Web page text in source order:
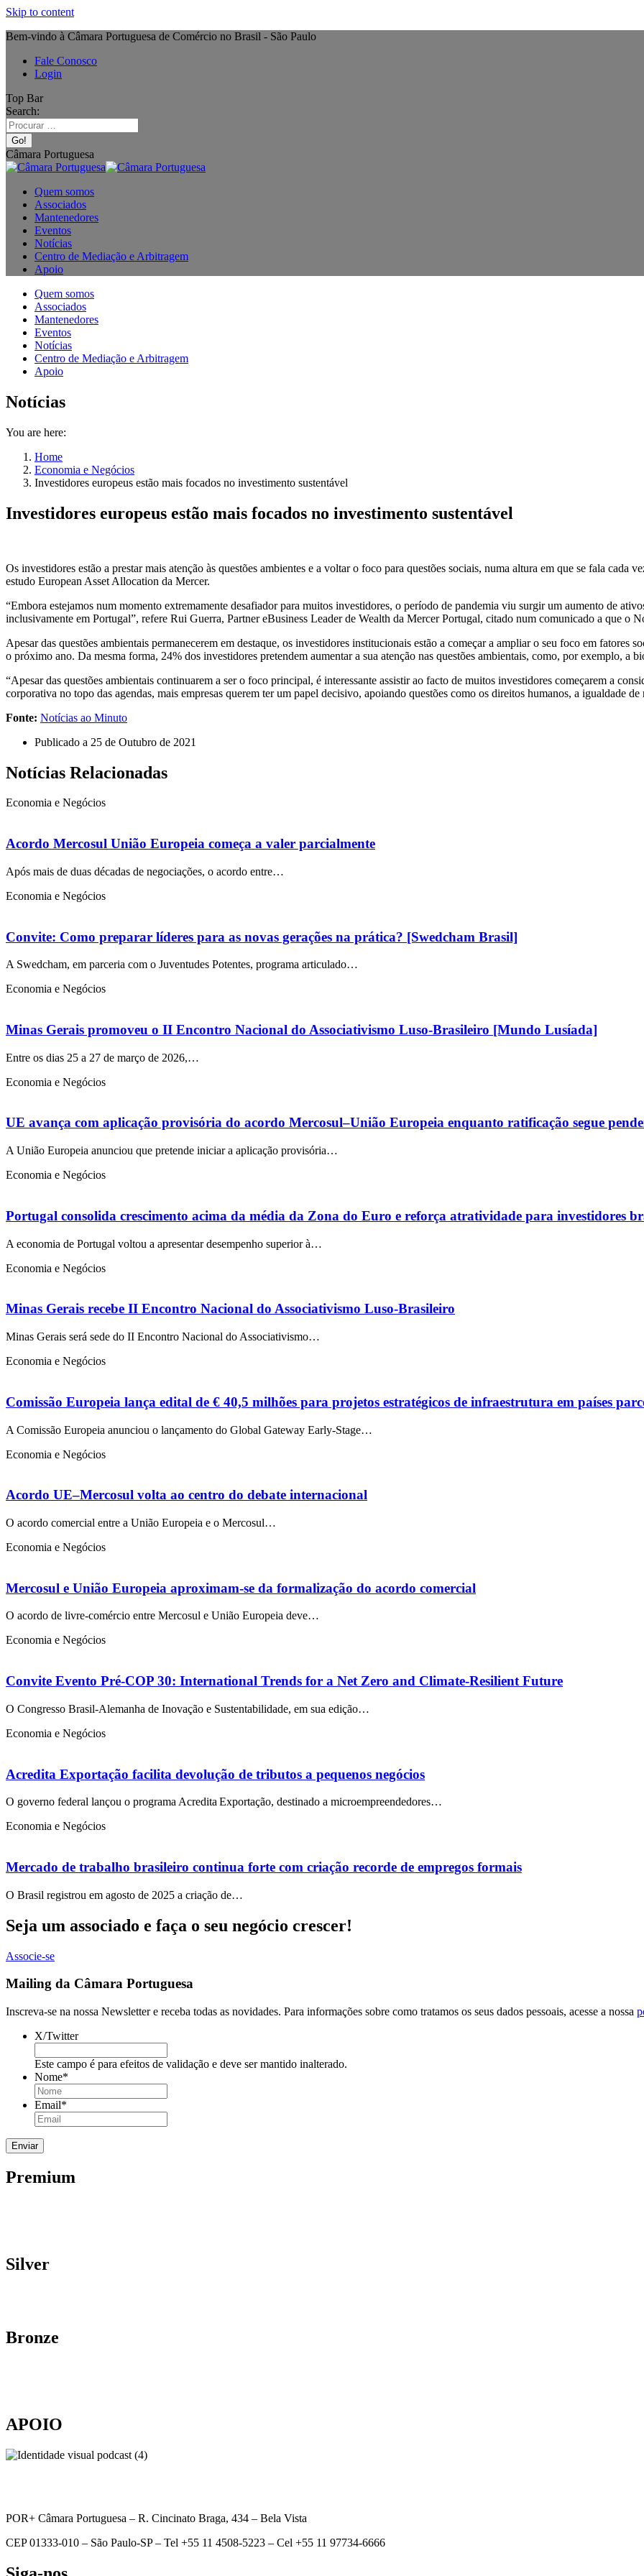
Skip to content
Bem-vindo à Câmara Portuguesa de Comércio no Brasil - São Paulo
Fale Conosco
Login
Top Bar
Search:
Câmara Portuguesa
Quem somos
Associados
Mantenedores
Eventos
Notícias
Centro de Mediação e Arbitragem
Apoio
Quem somos
Associados
Mantenedores
Eventos
Notícias
Centro de Mediação e Arbitragem
Apoio
Notícias
You are here:
Home
Economia e Negócios
Investidores europeus estão mais focados no investimento sustentável
Investidores europeus estão mais focados no investimento sustentável
Os investidores estão a prestar mais atenção às questões ambientes e a voltar o foco para questões sociais, numa altura em que se fala cada
estudo European Asset Allocation da Mercer.
“Embora estejamos num momento extremamente desafiador para muitos investidores, o período de pandemia viu surgir um aumento de
inclusivamente em Portugal”, refere Rui Guerra, Partner eBusiness Leader de Wealth da Mercer Portugal, citado num comunicado a que o
Apesar das questões ambientais permanecerem em destaque, os investidores institucionais estão a começar a ampliar o seu foco em fatores
o próximo ano. Da mesma forma, 24% dos investidores pretendem aumentar a sua atenção nas questões ambientais, como, por exemplo, a
“Apesar das questões ambientais continuarem a ser o foco principal, é interessante assistir ao facto de muitos investidores começarem a
corporativa no topo das agendas, mais empresas querem ter um papel decisivo, apoiando questões como os direitos humanos, a igualdade
Fonte: Notícias ao Minuto
Publicado a 25 de Outubro de 2021
Notícias Relacionadas
Economia e Negócios
Acordo Mercosul União Europeia começa a valer parcialmente
Após mais de duas décadas de negociações, o acordo entre…
Economia e Negócios
Convite: Como preparar líderes para as novas gerações na prática? [Swedcham Brasil]
A Swedcham, em parceria com o Juventudes Potentes, programa articulado…
Economia e Negócios
Minas Gerais promoveu o II Encontro Nacional do Associativismo Luso-Brasileiro [Mundo Lusíada]
Entre os dias 25 a 27 de março de 2026,…
Economia e Negócios
UE avança com aplicação provisória do acordo Mercosul–União Europeia enquanto ratificação segue
A União Europeia anunciou que pretende iniciar a aplicação provisória…
Economia e Negócios
Portugal consolida crescimento acima da média da Zona do Euro e reforça atratividade para investidores
A economia de Portugal voltou a apresentar desempenho superior à…
Economia e Negócios
Minas Gerais recebe II Encontro Nacional do Associativismo Luso-Brasileiro
Minas Gerais será sede do II Encontro Nacional do Associativismo…
Economia e Negócios
Comissão Europeia lança edital de € 40,5 milhões para projetos estratégicos de infraestrutura em países
A Comissão Europeia anunciou o lançamento do Global Gateway Early-Stage…
Economia e Negócios
Acordo UE–Mercosul volta ao centro do debate internacional
O acordo comercial entre a União Europeia e o Mercosul…
Economia e Negócios
Mercosul e União Europeia aproximam-se da formalização do acordo comercial
O acordo de livre-comércio entre Mercosul e União Europeia deve…
Economia e Negócios
Convite Evento Pré-COP 30: International Trends for a Net Zero and Climate-Resilient Future
O Congresso Brasil-Alemanha de Inovação e Sustentabilidade, em sua edição…
Economia e Negócios
Acredita Exportação facilita devolução de tributos a pequenos negócios
O governo federal lançou o programa Acredita Exportação, destinado a microempreendedores…
Economia e Negócios
Mercado de trabalho brasileiro continua forte com criação recorde de empregos formais
O Brasil registrou em agosto de 2025 a criação de…
Seja um associado e faça o seu negócio crescer!
Associe-se
Mailing da Câmara Portuguesa
Inscreva-se na nossa Newsletter e receba todas as novidades. Para informações sobre como tratamos os seus dados pessoais, acesse a nossa
X/Twitter
Este campo é para efeitos de validação e deve ser mantido inalterado.
Nome*
Email*
Premium
Silver
Bronze
APOIO
POR+ Câmara Portuguesa – R. Cincinato Braga, 434 – Bela Vista
CEP 01333-010 – São Paulo-SP – Tel +55 11 4508-5223 – Cel +55 11 97734-6666